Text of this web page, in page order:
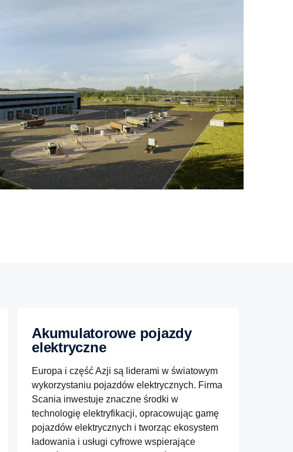
Akumulatorowe pojazdy
elektryczne
Europa i część Azji są liderami w światowym
wykorzystaniu pojazdów elektrycznych. Firma
Scania inwestuje znaczne środki w
technologię elektryfikacji, opracowując gamę
pojazdów elektrycznych i tworząc ekosystem
ładowania i usługi cyfrowe wspierające